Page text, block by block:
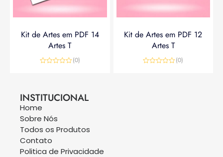
Kit de Artes em PDF 14
Artes T
(0)
Kit de Artes em PDF 12
Artes T
(0)
INSTITUCIONAL
Home
Sobre Nós
Todos os Produtos
Contato
Politica de Privacidade